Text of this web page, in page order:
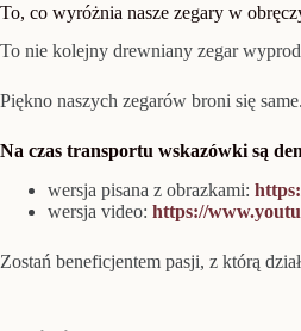
To, co wyróżnia nasze zegary w
To nie kolejny drewniany zegar
Piękno naszych zegarów broni się same.
Na czas transportu wskazówki są
wersja pisana z obrazkami:
wersja video: https://
Zostań beneficjentem pasji, z którą